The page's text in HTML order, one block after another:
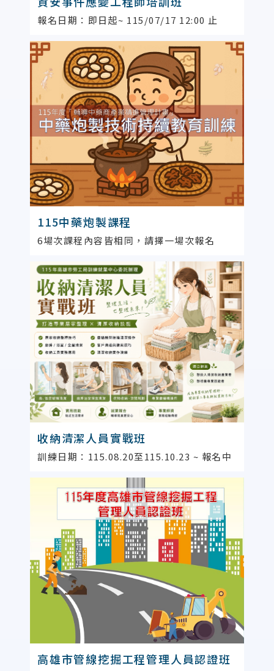
報名日期：即日起~ 115/07/17 12:00 止
115中藥炮製課程
6場次課程內容皆相同，請擇一場次報名
收納清潔人員實戰班
訓練日期：115.08.20至115.10.23 ~ 報名中
高雄市管線挖掘工程管理人員認證班